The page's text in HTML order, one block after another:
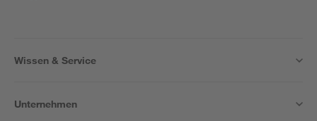
Wissen & Service
Unternehmen